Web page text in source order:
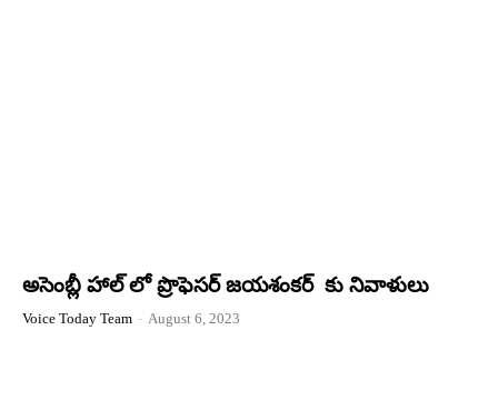
అసెంబ్లీ హాల్ లో ప్రొఫెసర్ జయశంకర్ కు నివాళులు
Voice Today Team - August 6, 2023